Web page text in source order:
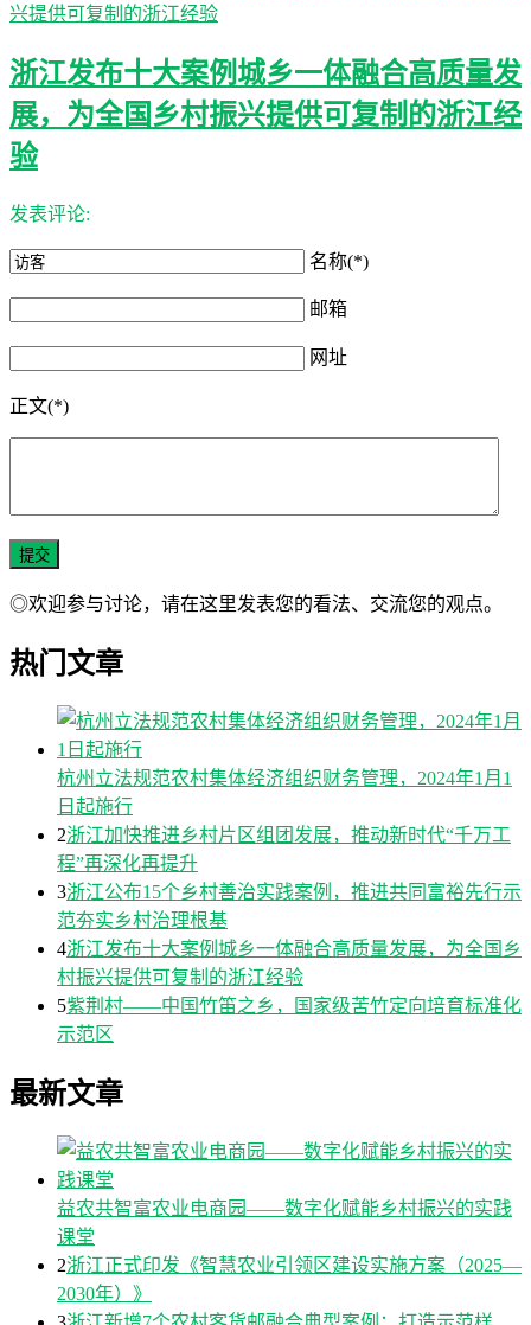
浙江发布十大案例城乡一体融合高质量发
展，为全国乡村振兴提供可复制的浙江经
验
发表评论:
名称(*)
邮箱
网址
正文(*)
◎欢迎参与讨论，请在这里发表您的看法、交流您的观点。
热门文章
杭州立法规范农村集体经济组织财务管理，2024年1月1
日起施行
2浙江加快推进乡村片区组团发展，推动新时代“千万工
程”再深化再提升
3浙江公布15个乡村善治实践案例，推进共同富裕先行示
范夯实乡村治理根基
4浙江发布十大案例城乡一体融合高质量发展，为全国乡
村振兴提供可复制的浙江经验
5紫荆村——中国竹笛之乡，国家级苦竹定向培育标准化
示范区
最新文章
益农共智富农业电商园——数字化赋能乡村振兴的实践
课堂
2浙江正式印发《智慧农业引领区建设实施方案（2025—
2030年）》